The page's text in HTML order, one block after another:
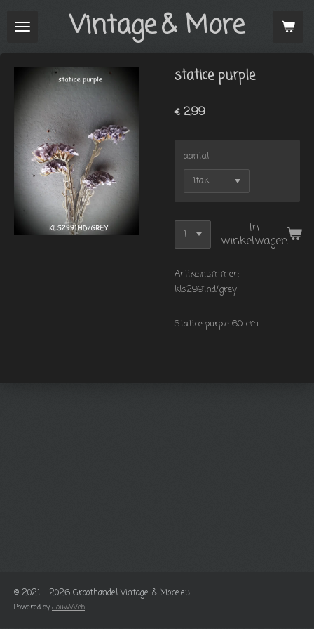
direct
hoofdinhoud
Vintage& More
statice purple
€ 2,99
aantal
In
winkelwagen
Artikelnummer:
kls2991hd/grey
Statice purple 60 cm
© 2021 - 2026 Groothandel Vintage & More.eu
Powered byJouwWeb